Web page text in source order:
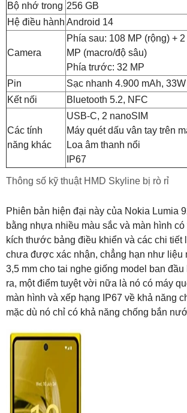
Thông số kỹ thuật HMD Skyline bị rò rỉ
Bộ nhớ trong 256 GB
Hệ điều hành Android 14
Camera
Phía sau: 108 MP (rộng) +
MP (macro/độ sâu)
Phía trước: 32 MP
Pin
Sạc nhanh 4.900 mAh, 33W
Kết nối
Bluetooth 5.2, NFC
Các tính
năng khác
USB-C, 2 nanoSIM
Máy quét dấu vân tay trên
Loa âm thanh nổi
IP67
Phiên bản hiện đại này của Nokia Lumia
bằng nhựa nhiều màu sắc và màn hình
kích thước bảng điều khiển và các chi tiết
chưa được xác nhận, chẳng hạn như liệu
3,5 mm cho tai nghe giống model ban
ra, một điểm tuyệt vời nữa là nó có máy
màn hình và xếp hạng IP67 về khả năng
mặc dù nó chỉ có khả năng chống bắn